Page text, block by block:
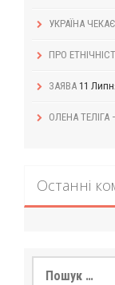
УКРАЇНА
ПРО
ЗАЯВА 11
ОЛЕНА ТЕЛІГА
Останні